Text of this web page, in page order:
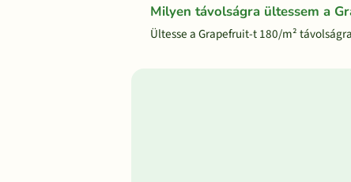
Milyen távolságra ültessem a
Ültesse a Grapefruit-t 180/m²